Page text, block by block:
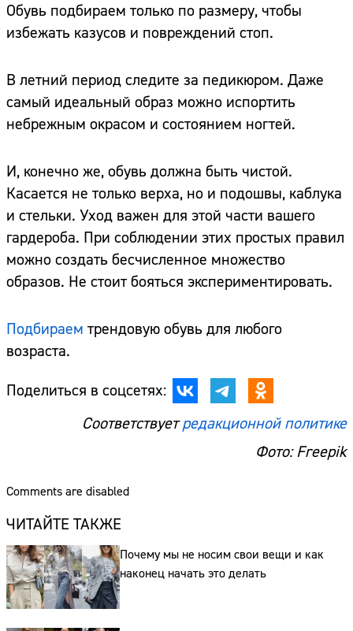
Обувь подбираем только по размеру, чтобы
избежать казусов и повреждений стоп.
В летний период следите за педикюром. Даже
самый идеальный образ можно испортить
небрежным окрасом и состоянием ногтей.
И, конечно же, обувь должна быть чистой.
Касается не только верха, но и подошвы, каблука
и стельки. Уход важен для этой части вашего
гардероба. При соблюдении этих простых правил
можно создать бесчисленное множество
образов. Не стоит бояться экспериментировать.
Подбираем трендовую обувь для любого
возраста.
Поделиться в соцсетях:
Соответствуетредакционной политике
Фото: Freepik
Comments are disabled
ЧИТАЙТЕ ТАКЖЕ
Почему мы не носим свои вещи и как
наконец начать это делать